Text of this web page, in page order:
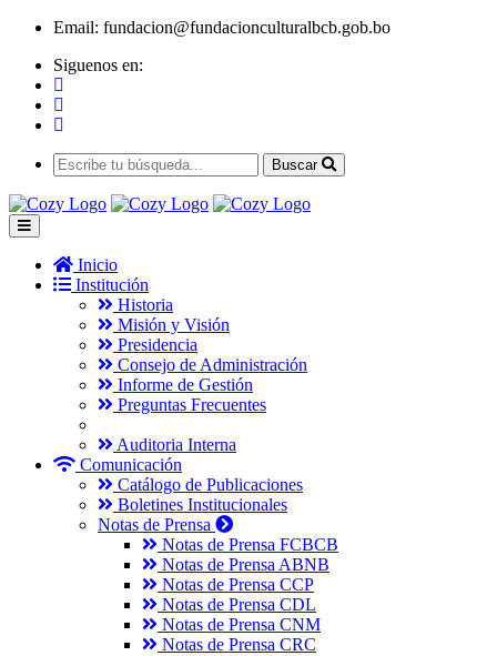
Email: fundacion@fundacionculturalbcb.gob.bo
Siguenos en:
Buscar
Inicio
Institución
Historia
Misión y Visión
Presidencia
Consejo de Administración
Informe de Gestión
Preguntas Frecuentes
Auditoria Interna
Comunicación
Catálogo de Publicaciones
Boletines Institucionales
Notas de Prensa
Notas de Prensa FCBCB
Notas de Prensa ABNB
Notas de Prensa CCP
Notas de Prensa CDL
Notas de Prensa CNM
Notas de Prensa CRC